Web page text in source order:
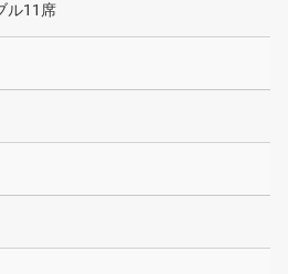
ル11席